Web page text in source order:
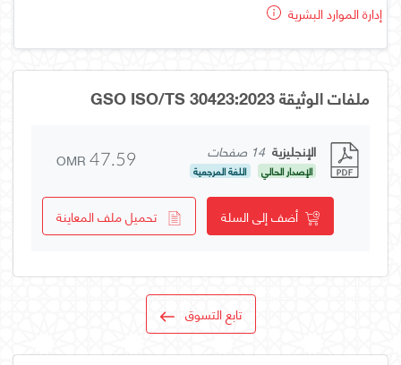
إدارة الموارد البشرية
ملفات الوثيقة GSO ISO/TS 30423:2023
الإنجليزية 14 صفحات
الإصدار الحالي اللغة المرجعية OMR 47.59
أضف إلى السلة تحميل ملف المعاينة
تابع التسوق